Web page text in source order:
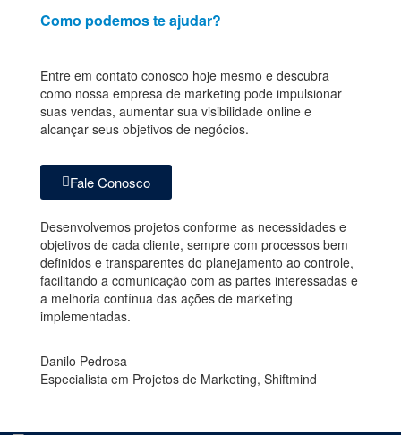
Como podemos te ajudar?
Entre em contato conosco hoje mesmo e descubra
como nossa empresa de marketing pode impulsionar
suas vendas, aumentar sua visibilidade online e
alcançar seus objetivos de negócios.
Fale Conosco
Desenvolvemos projetos conforme as necessidades e
objetivos de cada cliente, sempre com processos bem
definidos e transparentes do planejamento ao controle,
facilitando a comunicação com as partes interessadas e
a melhoria contínua das ações de marketing
implementadas.
Danilo Pedrosa
Especialista em Projetos de Marketing, Shiftmind